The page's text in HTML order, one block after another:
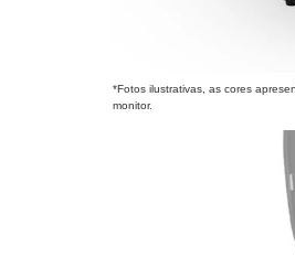
*Fotos ilustrativas, as cores
monitor.